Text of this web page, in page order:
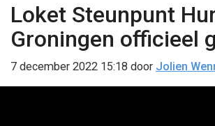
Loket Steunpunt
Groningen officieel
7 december 2022 15:18 door Jolien